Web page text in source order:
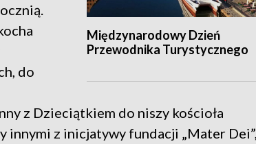
Międzynarodowy Dzień
Przewodnika Turystycznego
do
z Dzieciątkiem do niszy kościoła
innymi z inicjatywy fundacji „Mater Dei”,